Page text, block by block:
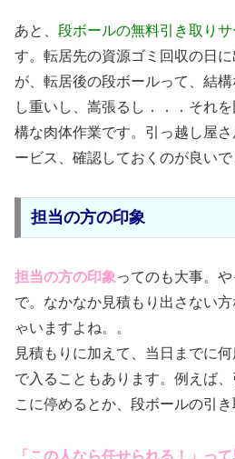
あと、 段ボールの無料引き取り
す。転居先の資源ゴミ回収の日
が、転居後の段ボールって、結
し重いし、嵩張るし．．．それ
構な肉体作業です。引っ越し屋
ービス、確認しておくのが良いで
担当の方の印象
担当の方の印象 ってのも大事。
で。なかなか見積もり出さない
ゃいますよね。。
見積もりに加えて、当日までに
で入ることもあります。例えば
こに停めるとか、段ボールの引き